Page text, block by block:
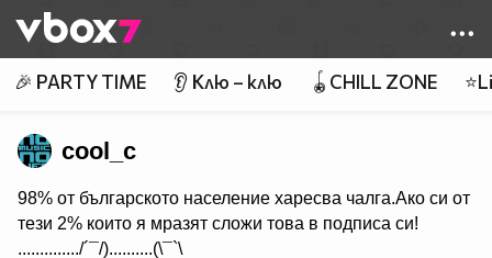
👾
🎉 PARTY TIME 👂 Клю – клю 🪀CHILL ZONE
cool_c
98% от българското население харесва чалга.Ако си от
тези 2% които я мразят сложи това в подписа си!
............../´¯/)..........(\¯`\